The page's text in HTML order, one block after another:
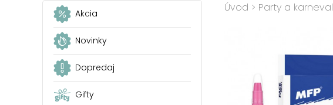
Akcia
Novinky
Dopredaj
Gifty
Úvod > Party a karneval